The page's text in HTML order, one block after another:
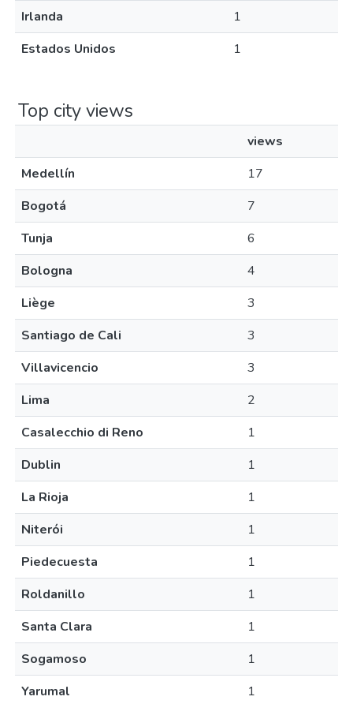
Irlanda
1
Estados Unidos
1
Top city views
views
Medellín
17
Bogotá
7
Tunja
6
Bologna
4
Liège
3
Santiago de Cali
3
Villavicencio
3
Lima
2
Casalecchio di Reno
1
Dublin
1
La Rioja
1
Niterói
1
Piedecuesta
1
Roldanillo
1
Santa Clara
1
Sogamoso
1
Yarumal
1